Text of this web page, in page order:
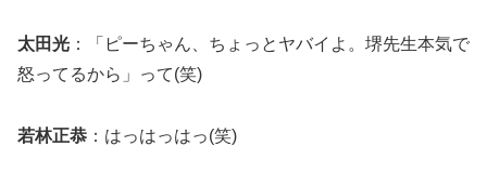
太田光 ：「ピーちゃん、ちょっとヤバイよ。堺先生本気で
怒ってるから」って(笑)
若林正恭 ：はっはっはっ(笑)